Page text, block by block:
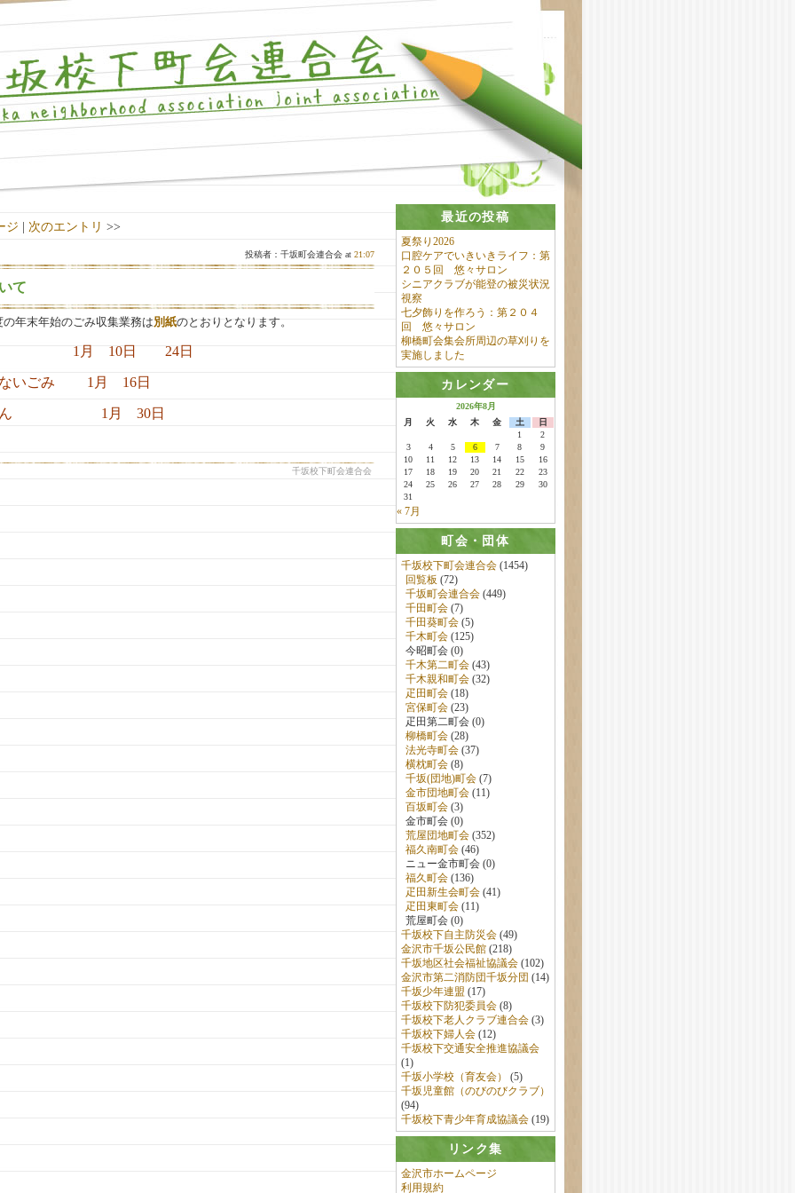
最近の投稿
夏祭り2026
口腔ケアでいきいきライフ：第
２０５回 悠々サロン
シニアクラブが能登の被災状況
視察
七夕飾りを作ろう：第２０４
回 悠々サロン
柳橋町会集会所周辺の草刈りを
実施しました
カレンダー
2026年8月
月
火 水 木 金 土
日
1
2
3
4 5 6 7 8
9
10
11 12 13 14 15
16
17
18 19 20 21 22
23
24
25 26 27 28 29
30
31
« 7月
町会・団体
千坂校下町会連合会(1454)
回覧板 (72)
千坂町会連合会(449)
千田町会(7)
千田葵町会(5)
千木町会(125)
今昭町会 (0)
千木第二町会(43)
千木親和町会(32)
疋田町会(18)
宮保町会(23)
疋田第二町会 (0)
柳橋町会(28)
法光寺町会(37)
横枕町会(8)
千坂(団地)町会(7)
金市団地町会(11)
百坂町会(3)
金市町会 (0)
荒屋団地町会(352)
福久南町会(46)
ニュー金市町会 (0)
福久町会(136)
疋田新生会町会(41)
疋田東町会(11)
荒屋町会 (0)
千坂校下自主防災会(49)
金沢市千坂公民館(218)
千坂地区社会福祉協議会(102)
金沢市第二消防団千坂分団 (14)
千坂少年連盟 (17)
千坂校下防犯委員会(8)
千坂校下老人クラブ連合会(3)
千坂校下婦人会(12)
千坂校下交通安全推進協議会
(1)
千坂小学校（育友会）
(5)
千坂児童館（のびのびクラブ）
(94)
千坂校下青少年育成協議会(19)
リンク集
金沢市ホームページ
利用規約
ジ | 次のエントリ >>
投稿者：千坂町会連合会 at21:07
て
年末年始のごみ収集業務は別紙のとおりとなります。
収 1月 10日 24日
1月 16日
1月 30日
千坂校下町会連合会